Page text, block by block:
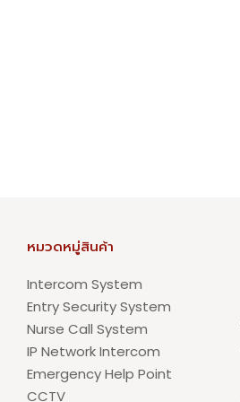
หมวดหมู่สินค้า
Intercom System
Entry Security System
Nurse Call System
IP Network Intercom
Emergency Help Point
CCTV